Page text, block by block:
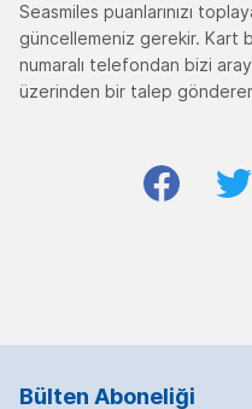
Seasmiles puanlarınızı
güncellemeniz gerekir. Kart
numaralı telefondan bizi
üzerinden bir talep
Bülten Aboneliği